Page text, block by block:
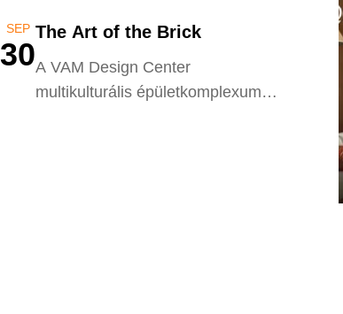
SEP
30
The Art of the Brick
A VAM Design Center
multikulturális épületkomplexum